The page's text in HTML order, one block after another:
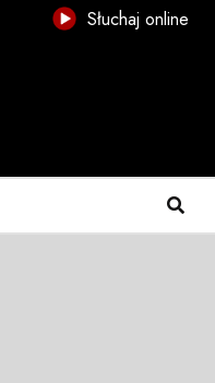
Słuchaj online